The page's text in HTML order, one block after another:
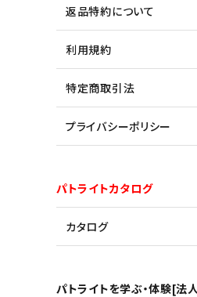
返品特約について
利用規約
特定商取引法
プライバシーポリシー
パトライトカタログ
カタログ
パトライトを学ぶ・体験[法